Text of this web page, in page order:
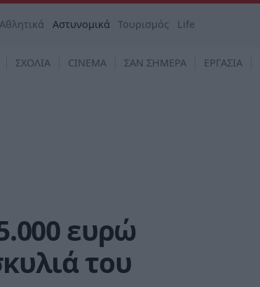
Αθλητικά Αστυνομικά Τουρισμός Life
ΣΧΟΛΙΑ CINEMA ΣΑΝ ΣΗΜΕΡΑ ΕΡΓΑΣΙΑ
ευρώ
του